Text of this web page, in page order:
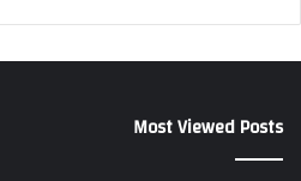
Most Viewed Posts